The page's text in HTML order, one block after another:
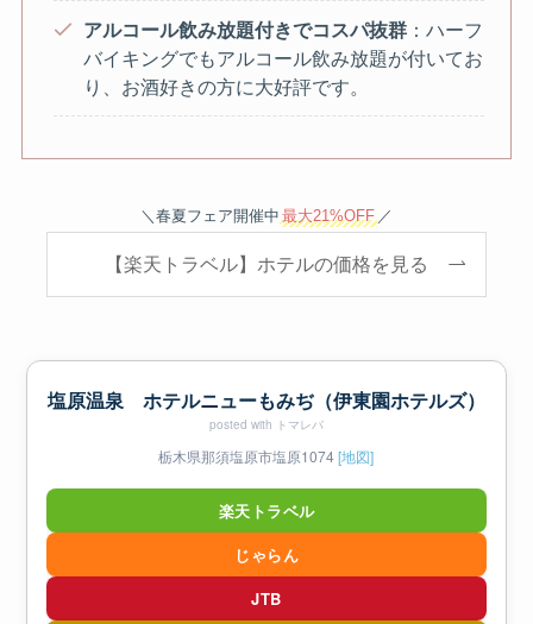
アルコール飲み放題付きでコスパ抜群：ハーフ
バイキングでもアルコール飲み放題が付いてお
り、お酒好きの方に大好評です。
＼春夏フェア開催中 最大21%OFF ／
【楽天トラベル】ホテルの価格を見る
塩原温泉 ホテルニューもみぢ（伊東園ホテルズ）
posted with トマレバ
栃木県那須塩原市塩原1074[地図]
楽天トラベル
じゃらん
JTB